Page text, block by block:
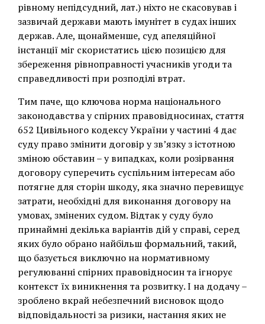
рівному непідсудний, лат.) ніхто не скасовував і
зазвичай держави мають імунітет в судах інших
держав. Але, щонайменше, суд апеляційної
інстанції міг скористатись цією позицією для
збереження рівноправності учасників угоди та
справедливості при розподілі втрат.
Тим паче, що ключова норма національного
законодавства у спірних правовідносинах, стаття
652 Цивільного кодексу України у частині 4 дає
суду право змінити договір у зв’язку з істотною
зміною обставин – у випадках, коли розірвання
договору суперечить суспільним інтересам або
потягне для сторін шкоду, яка значно перевищує
затрати, необхідні для виконання договору на
умовах, змінених судом. Відтак у суду було
принаймні декілька варіантів дій у справі, серед
яких було обрано найбільш формальний, такий,
що базується виключно на нормативному
регулюванні спірних правовідносин та ігнорує
контекст їх виникнення та розвитку. І на додачу –
зроблено вкрай небезпечний висновок щодо
відповідальності за ризики, настання яких не